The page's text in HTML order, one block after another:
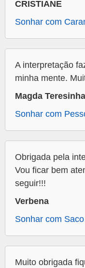
CRISTIANE
Sonhar com
A interpretação
minha mente.
Magda Teresinha
Sonhar com
Obrigada pela
Vou ficar bem
seguir!!!
Verbena
Sonhar com
Muito obrigada